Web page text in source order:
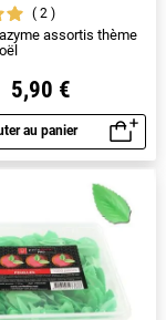
2
assortis thème
5,90 €
au panier
Aperçu rapide